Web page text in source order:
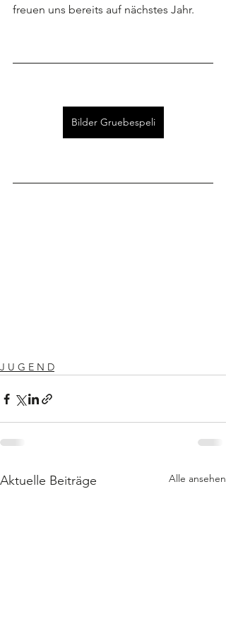
freuen uns bereits auf nächstes Jahr.
Bilder Gruebespeli
J U G E N D
Aktuelle Beiträge Alle ansehen